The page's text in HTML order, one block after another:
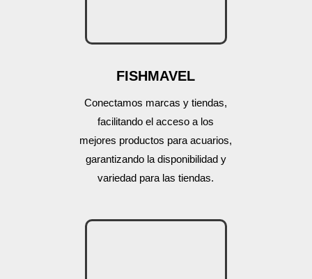
FISHMAVEL
Conectamos marcas y tiendas,
facilitando el acceso a los
mejores productos para acuarios,
garantizando la disponibilidad y
variedad para las tiendas.